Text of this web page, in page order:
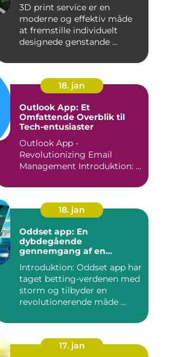
3D print service er en
moderne og effektiv måde
at fremstille individuelt
designede genstande ...
18. jan
Outlook App: Et
Omfattende Overblik til
Tech-entusiaster
Outlook App -
Revolutionizing Email
Management Introduktion: ...
18. jan
Oddset app: En
dybdegående
gennemgang af en
Introduktion: Oddset app har
taget betting-verdenen med
storm og tilbyder en
revolutionerende måde ...
17. jan